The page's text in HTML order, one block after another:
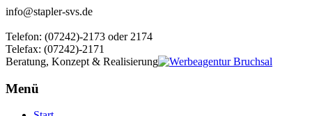
info@stapler-svs.de
Telefon: (07242)-2173 oder 2174
Telefax: (07242)-2171
Beratung, Konzept & Realisierung
Menü